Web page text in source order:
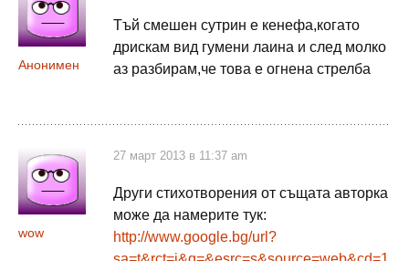
Анонимен
Тъй смешен сутрин е кенефа,когато
дрискам вид гумени лаина и след молко
аз разбирам,че това е огнена стрелба
wow
27 март 2013 в 11:37 am
Други стихотворения от същата авторка
може да намерите тук:
http://www.google.bg/url?